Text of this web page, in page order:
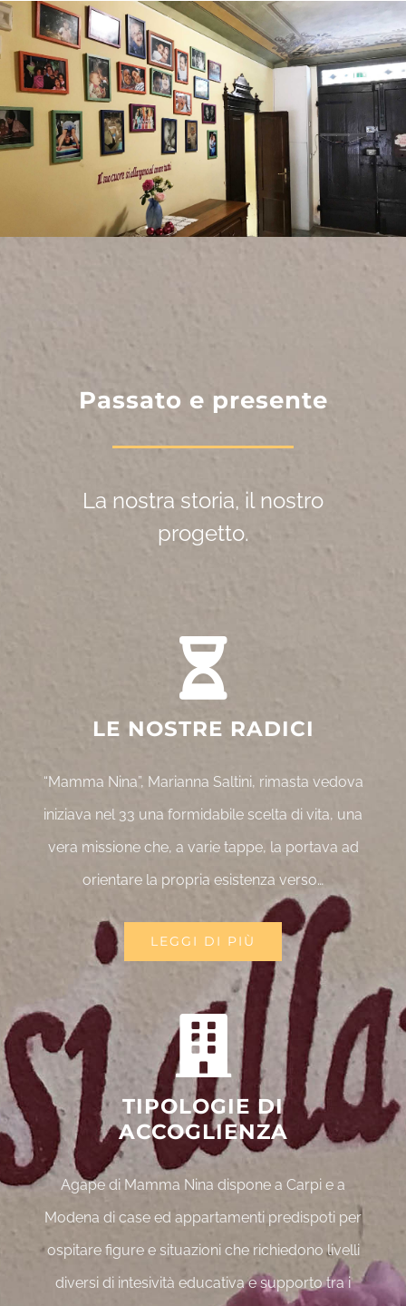
Passato e presente
La nostra storia, il nostro
progetto.
LE NOSTRE RADICI
“Mamma Nina”, Marianna Saltini, rimasta vedova
iniziava nel 33 una formidabile scelta di vita, una
vera missione che, a varie tappe, la portava ad
orientare la propria esistenza verso…
LEGGI DI PIÙ
TIPOLOGIE DI
ACCOGLIENZA
Agape di Mamma Nina dispone a Carpi e a
Modena di case ed appartamenti predispoti per
ospitare figure e situazioni che richiedono livelli
diversi di intesività educativa e supporto tra i